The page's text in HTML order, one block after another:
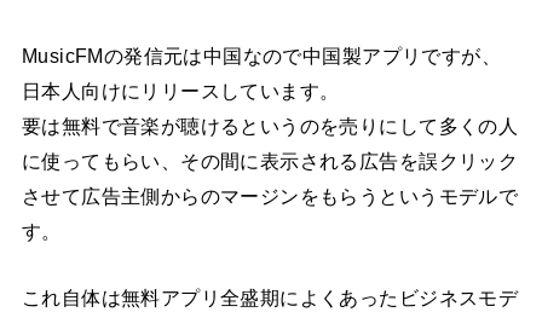
MusicFMの発信元は中国なので中国製アプリですが、
日本人向けにリリースしています。
要は無料で音楽が聴けるというのを売りにして多くの人
に使ってもらい、その間に表示される広告を誤クリック
させて広告主側からのマージンをもらうというモデルで
す。
これ自体は無料アプリ全盛期によくあったビジネスモデ